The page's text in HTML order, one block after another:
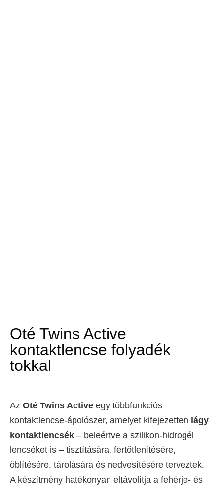
Oté Twins Active
kontaktlencse folyadék
tokkal
Az Oté Twins Active egy többfunkciós
kontaktlencse-ápolószer, amelyet kifejezetten lágy
kontaktlencsék – beleértve a szilikon-hidrogél
lencséket is – tisztítására, fertőtlenítésére,
öblítésére, tárolására és nedvesítésére terveztek.
A készítmény hatékonyan eltávolítja a fehérje- és